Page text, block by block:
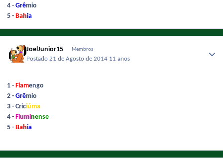
4 - Grêmio
5 - Bahia
JoelJunior15 Membros
Postado21 de Agosto de 2014 11 anos
1 - Flamengo
2 - Grêmio
3 - Criciúma
4 - Fluminense
5 - Bahia